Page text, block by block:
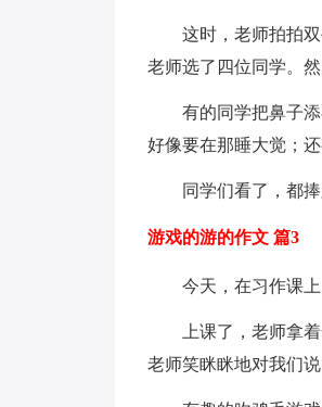
这时，老师拍拍双
老师选了四位同学。
有的同学把鼻子添
好像要在那睡大觉；
同学们看了，都捧
游戏的游的作文 篇3
今天，在习作课上
上课了，老师拿着
老师笑眯眯地对我们